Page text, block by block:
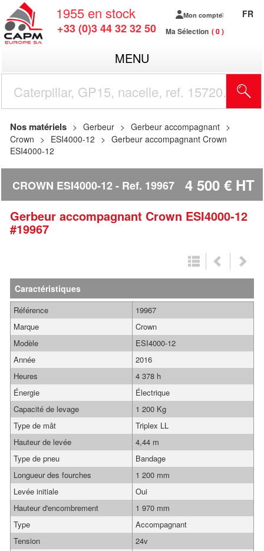
1955 en stock
+33 (0)3 44 32 32 50
Mon compte
Ma Sélection 0
FR
MENU
Nos matériels Gerbeur
Gerbeur accompagnant
Crown
ESI4000-12
Gerbeur accompagnant Crown
ESI4000-12
CROWN ESI4000-12 Ref. 19967 4 500 € HT
Gerbeur accompagnant Crown ESI4000-12
#19967
Caractéristiques
Référence
19967
Marque
Crown
Modèle
ESI4000-12
Année
2016
Heures
4 378 h
Énergie
Électrique
Capacité de levage
1 200 Kg
Type de mât
Triplex LL
Hauteur de levée
4,44 m
Type de pneu
Bandage
Longueur des fourches
1 200 mm
Levée initiale
Oui
Hauteur d'encombrement
1 970 mm
Type
Accompagnant
Tension
24v